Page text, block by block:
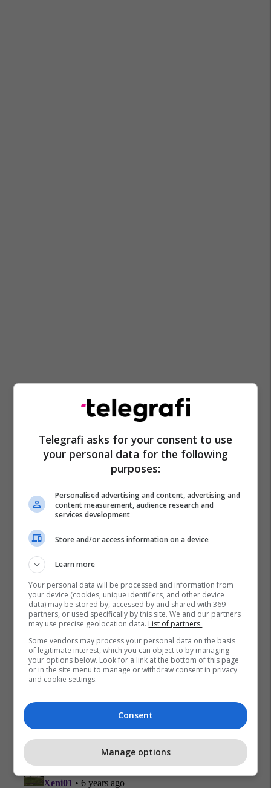
Policia E Kosovës Aksion
Oliver Ivanoviq
Veriu I Mitrovices
Telegrafi asks for your consent to use
your personal data for the following
purposes:
Personalised advertising and content, advertising and
content measurement, audience research and
services development
Store and/or access information on a device
Learn more
Your personal data will be processed and information from
your device (cookies, unique identifiers, and other device
data) may be stored by, accessed by and shared with 369
partners, or used specifically by this site. We and our partners
may use precise geolocation data. List of partners.
Some vendors may process your personal data on the basis
of legitimate interest, which you can object to by managing
your options below. Look for a link at the bottom of this page
or in the site menu to manage or withdraw consent in privacy
and cookie settings.
Consent
Manage options